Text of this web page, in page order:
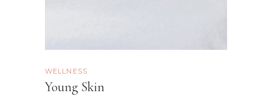
WELLNESS
Young Skin